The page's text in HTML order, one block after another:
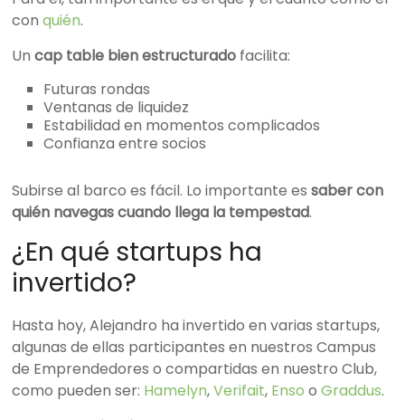
conquién.
Uncap table bien estructurado facilita:
Futuras rondas
Ventanas de liquidez
Estabilidad en momentos complicados
Confianza entre socios
Subirse al barco es fácil. Lo importante essaber con
quién navegas cuando llega la tempestad.
¿En qué startups ha
invertido?
Hasta hoy, Alejandro ha invertido en varias startups,
algunas de ellas participantes en nuestros Campus
de Emprendedores o compartidas en nuestro Club,
como pueden ser: Hamelyn,Verifait, Enso oGraddus.